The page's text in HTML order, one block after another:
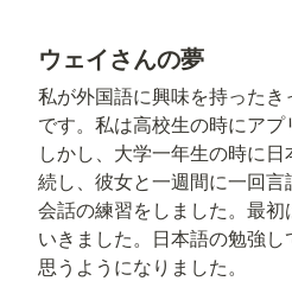
ウェイさんの夢
私が外国語に興味を持った
です。私は高校生の時にア
しかし、大学一年生の時に
続し、彼女と一週間に一回
会話の練習をしました。最
いきました。日本語の勉強
思うようになりました。